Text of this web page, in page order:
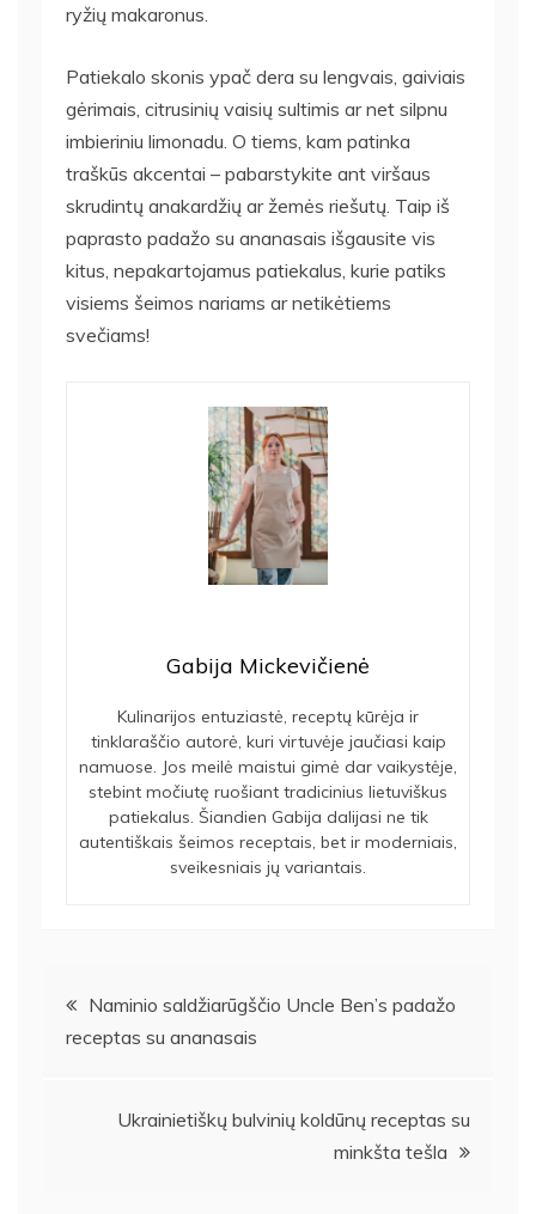
ryžių makaronus.
Patiekalo skonis ypač dera su lengvais, gaiviais
gėrimais, citrusinių vaisių sultimis ar net silpnu
imbieriniu limonadu. O tiems, kam patinka
traškūs akcentai – pabarstykite ant viršaus
skrudintų anakardžių ar žemės riešutų. Taip iš
paprasto padažo su ananasais išgausite vis
kitus, nepakartojamus patiekalus, kurie patiks
visiems šeimos nariams ar netikėtiems
svečiams!
Gabija Mickevičienė
Kulinarijos entuziastė, receptų kūrėja ir
tinklaraščio autorė, kuri virtuvėje jaučiasi kaip
namuose. Jos meilė maistui gimė dar vaikystėje,
stebint močiutę ruošiant tradicinius lietuviškus
patiekalus. Šiandien Gabija dalijasi ne tik
autentiškais šeimos receptais, bet ir moderniais,
sveikesniais jų variantais.
Navigacija
tarp
Naminio saldžiarūgščio Uncle Ben’s padažo
receptas su ananasais
Ukrainietiškų bulvinių koldūnų receptas su
minkšta tešla